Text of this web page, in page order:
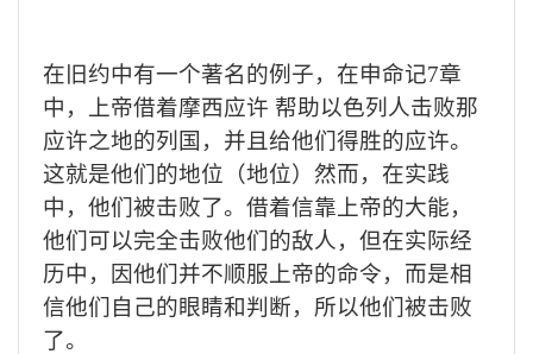
在旧约中有一个著名的例子，在申命记7章
中，上帝借着摩西应许 帮助以色列人击败那
应许之地的列国，并且给他们得胜的应许。
这就是他们的地位（地位）然而，在实践
中，他们被击败了。借着信靠上帝的大能，
他们可以完全击败他们的敌人，但在实际经
历中，因他们并不顺服上帝的命令，而是相
信他们自己的眼睛和判断，所以他们被击败
了。